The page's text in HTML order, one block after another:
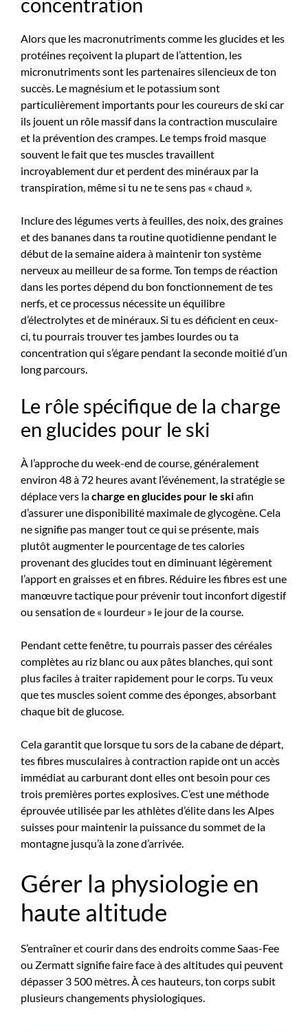
Alors que les macronutriments comme les glucides et les
protéines reçoivent la plupart de l’attention, les
micronutriments sont les partenaires silencieux de ton
succès. Le magnésium et le potassium sont
particulièrement importants pour les coureurs de ski car
ils jouent un rôle massif dans la contraction musculaire
et la prévention des crampes. Le temps froid masque
souvent le fait que tes muscles travaillent
incroyablement dur et perdent des minéraux par la
transpiration, même si tu ne te sens pas « chaud ».
Inclure des légumes verts à feuilles, des noix, des graines
et des bananes dans ta routine quotidienne pendant le
début de la semaine aidera à maintenir ton système
nerveux au meilleur de sa forme. Ton temps de réaction
dans les portes dépend du bon fonctionnement de tes
nerfs, et ce processus nécessite un équilibre
d’électrolytes et de minéraux. Si tu es déficient en ceux-
ci, tu pourrais trouver tes jambes lourdes ou ta
concentration qui s’égare pendant la seconde moitié d’un
long parcours.
Le rôle spécifique de la charge
en glucides pour le ski
À l’approche du week-end de course, généralement
environ 48 à 72 heures avant l’événement, la stratégie se
déplace vers lacharge en glucides pour le skiafin
d’assurer une disponibilité maximale de glycogène. Cela
ne signifie pas manger tout ce qui se présente, mais
plutôt augmenter le pourcentage de tes calories
provenant des glucides tout en diminuant légèrement
l’apport en graisses et en fibres. Réduire les fibres est une
manœuvre tactique pour prévenir tout inconfort digestif
ou sensation de « lourdeur » le jour de la course.
Pendant cette fenêtre, tu pourrais passer des céréales
complètes au riz blanc ou aux pâtes blanches, qui sont
plus faciles à traiter rapidement pour le corps. Tu veux
que tes muscles soient comme des éponges, absorbant
chaque bit de glucose.
Cela garantit que lorsque tu sors de la cabane de départ,
tes fibres musculaires à contraction rapide ont un accès
immédiat au carburant dont elles ont besoin pour ces
trois premières portes explosives. C’est une méthode
éprouvée utilisée par les athlètes d’élite dans les Alpes
suisses pour maintenir la puissance du sommet de la
montagne jusqu’à la zone d’arrivée.
Gérer la physiologie en
haute altitude
S’entraîner et courir dans des endroits comme Saas-Fee
ou Zermatt signifie faire face à des altitudes qui peuvent
dépasser 3 500 mètres. À ces hauteurs, ton corps subit
plusieurs changements physiologiques.